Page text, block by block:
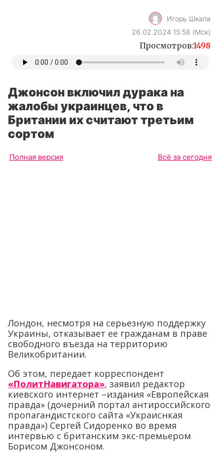
Игорь Шкапа
26.02.2024 15:58 (Мск)
Просмотров:1498
Джонсон включил дурака на
жалобы украинцев, что в
Британии их считают третьим
сортом
Полная версия Всё за сегодня
Лондон, несмотря на серьезную поддержку
Украины, отказывает ее гражданам в праве
свободного въезда на территорию
Великобритании.
Об этом, передает корреспондент
«ПолитНавигатора», заявил редактор
киевского интернет –издания «Европейская
правда» (дочерний портал антироссийского
пропагандистского сайта «Украиснкая
правда») Сергей Сидоренко во время
интервью с британским экс-премьером
Борисом Джонсоном.